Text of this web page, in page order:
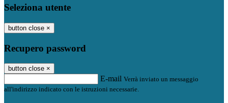
Seleziona utente
button close ×
Recupero password
button close ×
E-mail Verrà inviato un messaggio
all'indirizzo indicato con le istruzioni necessarie.